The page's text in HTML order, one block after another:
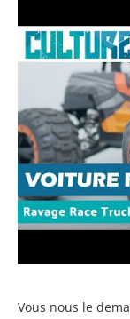
Vous nous le